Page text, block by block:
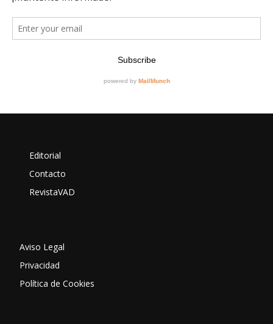
Editorial
Contacto
RevistaVAD
Aviso Legal
Privacidad
Política de Cookies